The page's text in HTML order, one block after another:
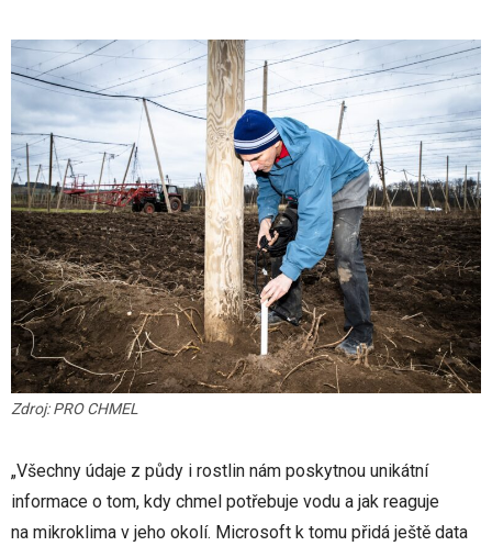
Zdroj: PRO CHMEL
„Všechny údaje z půdy i rostlin nám poskytnou unikátní
informace o tom, kdy chmel potřebuje vodu a jak reaguje
na mikroklima v jeho okolí. Microsoft k tomu přidá ještě data